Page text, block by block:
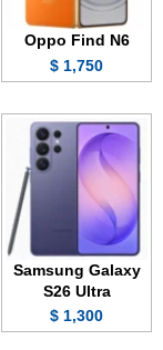
Oppo Find N6
1,750 $
Samsung Galaxy
S26 Ultra
1,300 $